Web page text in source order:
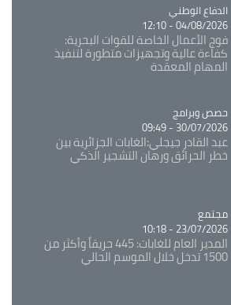
Catégorie
الدفاع الوطني
04/08/2026 - 12:10
فوج الأعمال الخاصة للقوات البحرية:
كفاءة عالية وتجهيزات متطورة لتنفيذ
المهام المعقدة
Catégorie
حصص وبرامج
30/07/2026 - 09:49
عبد القادر جيجلي:الغابات الجزائرية بين
خطر الحرائق ورهان التشجير الذكي
Catégorie
مجتمع
23/07/2026 - 10:18
المدير العام للغابات: 445 حريقاً وأكثر من
1500 تدخل خلال الموسم الحالي